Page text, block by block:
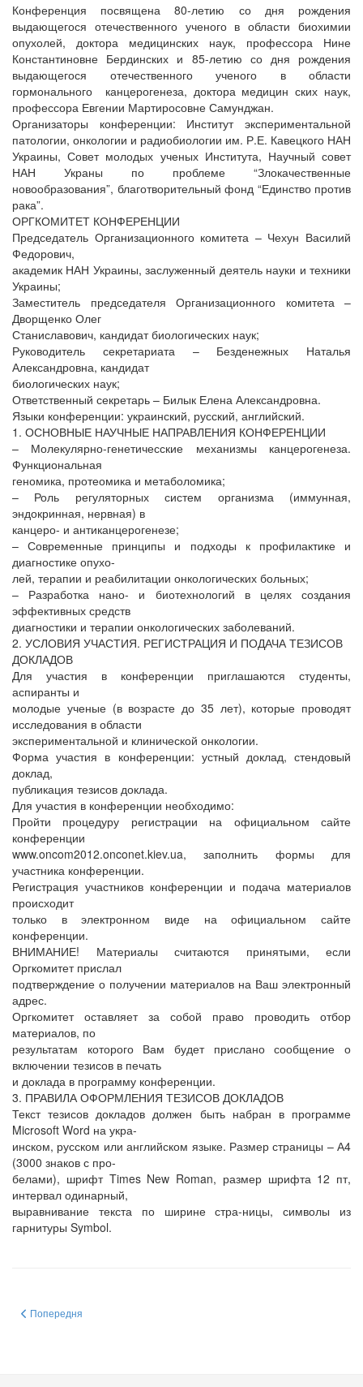
Конференция посвящена 80-летию со дня рождения
выдающегося отечественного ученого в области биохимии
опухолей, доктора медицинских наук, профессора Нине
Константиновне Бердинских и 85-летию со дня рождения
выдающегося отечественного ученого в области
гормонального канцерогенеза, доктора медицин ских наук,
профессора Евгении Мартиросовне Самунджан.
Организаторы конференции: Институт экспериментальной
патологии, онкологии и радиобиологии им. Р.Е. Кавецкого НАН
Украины, Совет молодых ученых Института, Научный совет
НАН Украны по проблеме “Злокачественные
новообразования”, благотворительный фонд “Единство против
рака”.
ОРГКОМИТЕТ КОНФЕРЕНЦИИ
Председатель Организационного комитета – Чехун Василий
Федорович,
академик НАН Украины, заслуженный деятель науки и техники
Украины;
Заместитель председателя Организационного комитета –
Дворщенко Олег
Станиславович, кандидат биологических наук;
Руководитель секретариата – Безденежных Наталья
Александровна, кандидат
биологических наук;
Ответственный секретарь – Билык Елена Александровна.
Языки конференции: украинский, русский, английский.
1. ОСНОВНЫЕ НАУЧНЫЕ НАПРАВЛЕНИЯ КОНФЕРЕНЦИИ
– Молекулярно-генетичесские механизмы канцерогенеза.
Функциональная
геномика, протеомика и метаболомика;
– Роль регуляторных систем организма (иммунная,
эндокринная, нервная) в
канцеро- и антиканцерогенезе;
– Современные принципы и подходы к профилактике и
диагностике опухо-
лей, терапии и реабилитации онкологических больных;
– Разработка нано- и биотехнологий в целях создания
эффективных средств
диагностики и терапии онкологических заболеваний.
2. УСЛОВИЯ УЧАСТИЯ. РЕГИСТРАЦИЯ И ПОДАЧА ТЕЗИСОВ
ДОКЛАДОВ
Для участия в конференции приглашаются студенты,
аспиранты и
молодые ученые (в возрасте до 35 лет), которые проводят
исследования в области
экспериментальной и клинической онкологии.
Форма участия в конференции: устный доклад, стендовый
доклад,
публикация тезисов доклада.
Для участия в конференции необходимо:
Пройти процедуру регистрации на официальном сайте
конференции
www.oncom2012.onconet.kiev.ua, заполнить формы для
участника конференции.
Регистрация участников конференции и подача материалов
происходит
только в электронном виде на официальном сайте
конференции.
ВНИМАНИЕ! Материалы считаются принятыми, если
Оргкомитет прислал
подтверждение о получении материалов на Ваш электронный
адрес.
Оргкомитет оставляет за собой право проводить отбор
материалов, по
результатам которого Вам будет прислано сообщение о
включении тезисов в печать
и доклада в программу конференции.
3. ПРАВИЛА ОФОРМЛЕНИЯ ТЕЗИСОВ ДОКЛАДОВ
Текст тезисов докладов должен быть набран в программе
Microsoft Word на укра-
инском, русском или английском языке. Размер страницы – А4
(3000 знаков с про-
белами), шрифт Times New Roman, размер шрифта 12 пт,
интервал одинарный,
выравнивание текста по ширине стра-ницы, символы из
гарнитуры Symbol.
Попередня стаття: 8th Parnas Conference
Попередня